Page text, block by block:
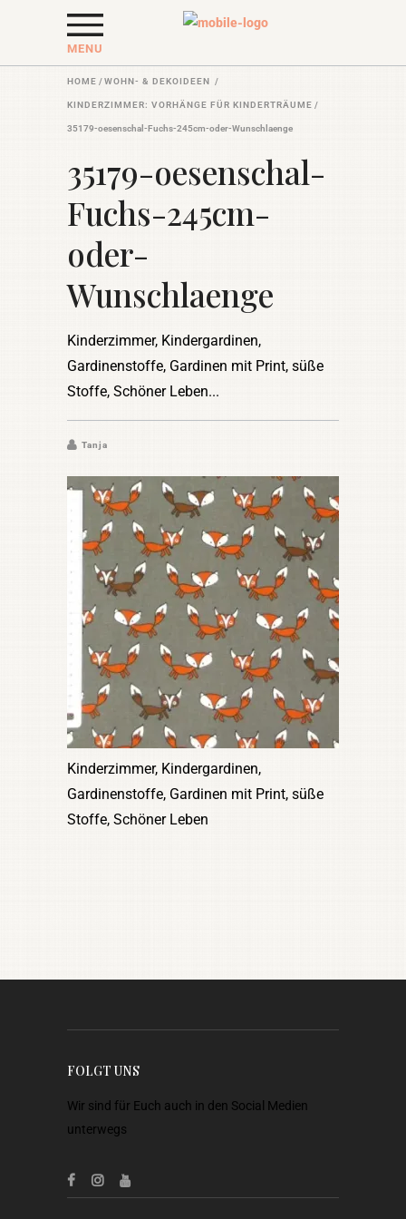
MENU
HOME /WOHN- & DEKOIDEEN /
KINDERZIMMER: VORHÄNGE FÜR KINDERTRÄUME /
35179-oesenschal-Fuchs-245cm-oder-Wunschlaenge
35179-oesenschal-
Fuchs-245cm-
oder-
Wunschlaenge
Kinderzimmer, Kindergardinen,
Gardinenstoffe, Gardinen mit Print, süße
Stoffe, Schöner Leben
Tanja
Kinderzimmer, Kindergardinen,
Gardinenstoffe, Gardinen mit Print, süße
Stoffe, Schöner Leben
FOLGT UNS
Wir sind für Euch auch in den Social Medien
unterwegs